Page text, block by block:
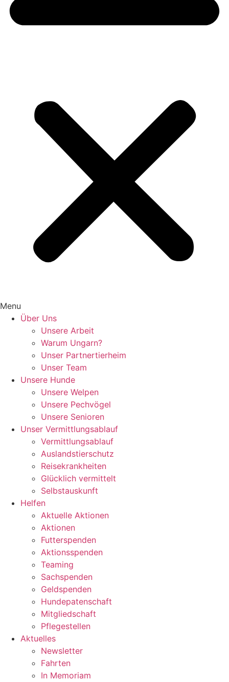
Menu
Über Uns
Unsere Arbeit
Warum Ungarn?
Unser Partnertierheim
Unser Team
Unsere Hunde
Unsere Welpen
Unsere Pechvögel
Unsere Senioren
Unser Vermittlungsablauf
Vermittlungsablauf
Auslandstierschutz
Reisekrankheiten
Glücklich vermittelt
Selbstauskunft
Helfen
Aktuelle Aktionen
Aktionen
Futterspenden
Aktionsspenden
Teaming
Sachspenden
Geldspenden
Hundepatenschaft
Mitgliedschaft
Pflegestellen
Aktuelles
Newsletter
Fahrten
In Memoriam